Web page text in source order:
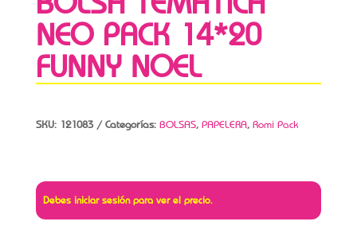
NEO PACK 14*20
FUNNY NOEL
SKU: 121083 Categorías: BOLSAS, PAPELERA, Romi Pack
Debes iniciar sesión para ver el precio.